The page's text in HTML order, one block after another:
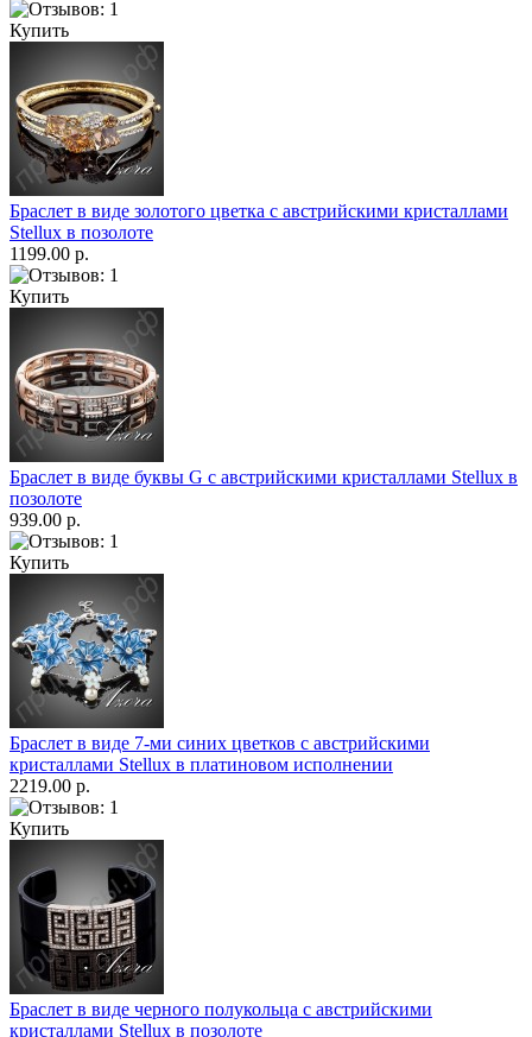
Купить
Браслет в виде золотого цветка с австрийскими кристаллами
Stellux в позолоте
1199.00 р.
Купить
Браслет в виде буквы G c австрийскими кристаллами Stellux в
позолоте
939.00 р.
Купить
Браслет в виде 7-ми синих цветков с австрийскими
кристаллами Stellux в платиновом исполнении
2219.00 р.
Купить
Браслет в виде черного полукольца с австрийскими
кристаллами Stellux в позолоте